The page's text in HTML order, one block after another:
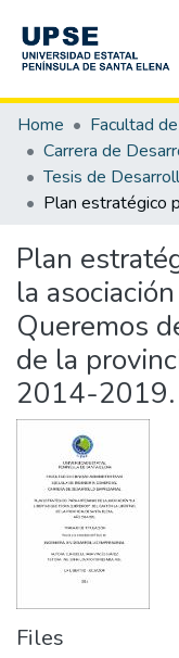
Communities &
All of DSpace
Statistics
Home
Plan
la
Queremos
de la
2014-2019.
Files